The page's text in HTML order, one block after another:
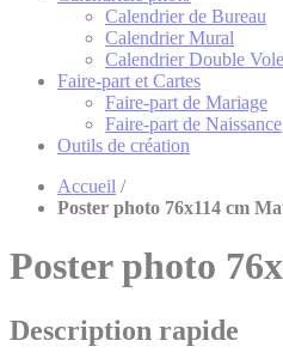
Calendrier de Bureau
Calendrier Mural
Calendrier Double
Faire-part et Cartes
Faire-part de Mariage
Faire-part de Naissance
Outils de création
Accueil /
Poster photo 76x114 cm
Poster photo
Description rapide